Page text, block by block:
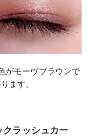
がモーヴブラウンで
ます。
ラッシュカー